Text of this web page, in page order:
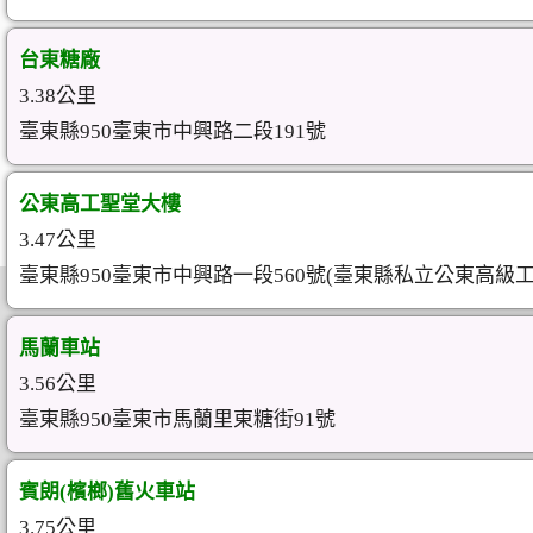
台東糖廠
3.38公里
臺東縣950臺東市中興路二段191號
公東高工聖堂大樓
3.47公里
臺東縣950臺東市中興路一段560號(臺東縣私立公東高級
馬蘭車站
3.56公里
臺東縣950臺東市馬蘭里東糖街91號
賓朗(檳榔)舊火車站
3.75公里